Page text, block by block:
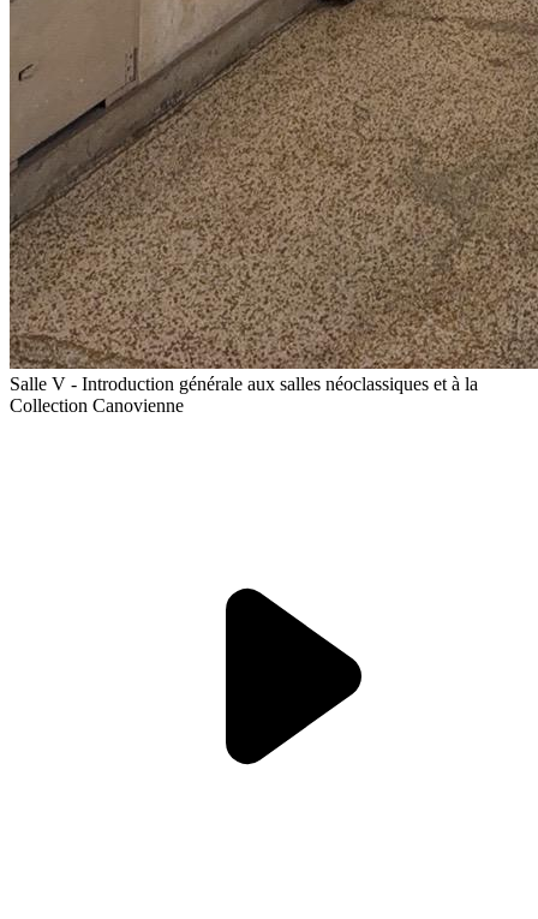
Salle V - Introduction générale aux salles néoclassiques et à la
Collection Canovienne